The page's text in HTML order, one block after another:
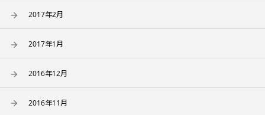
2017年2月
2017年1月
2016年12月
2016年11月